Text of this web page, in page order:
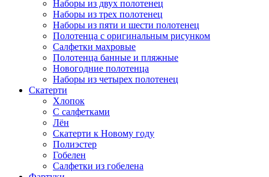
Наборы из двух полотенец
Наборы из трех полотенец
Наборы из пяти и шести полотенец
Полотенца с оригинальным рисунком
Салфетки махровые
Полотенца банные и пляжные
Новогодние полотенца
Наборы из четырех полотенец
Скатерти
Хлопок
С салфетками
Лён
Скатерти к Новому году
Полиэстер
Гобелен
Салфетки из гобелена